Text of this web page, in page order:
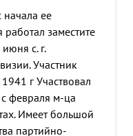
ее
заместите
с. г.
Участник
г Участвовал
февраля м-ца
Имеет большой
партийно-